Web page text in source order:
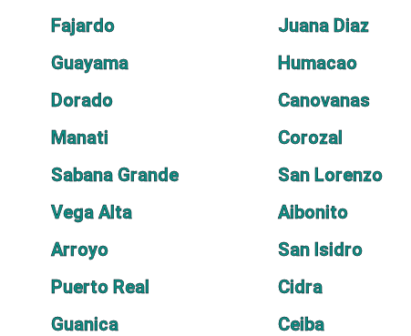
Fajardo
Juana Diaz
Guayama
Humacao
Dorado
Canovanas
Manati
Corozal
Sabana Grande
San Lorenzo
Vega Alta
Aibonito
Arroyo
San Isidro
Puerto Real
Cidra
Guanica
Ceiba